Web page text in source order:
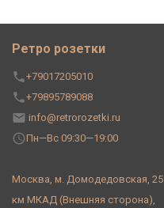
Ретро розетки
+79017205010
+79895789088
info@retrorozetki.ru
Пн—Вс 09:30—19:00
Москва, м. Домодедовская, 25
км МКАД (Внешняя сторона),